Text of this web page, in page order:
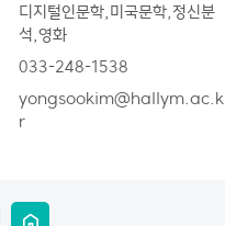
디지털인문학,미국문학,정신분
석,영화
033-248-1538
yongsookim@hallym.ac.k
r